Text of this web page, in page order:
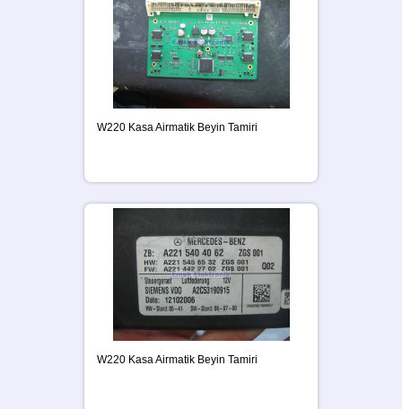
W220 Kasa Airmatik Beyin Tamiri
W220 Kasa Airmatik Beyin Tamiri